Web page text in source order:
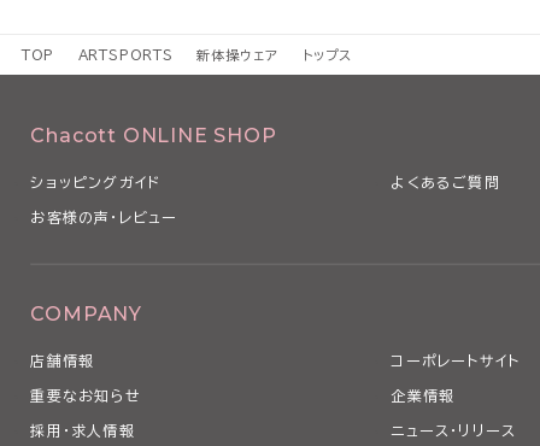
TOP ARTSPORTS 新体操ウェア トップス
Chacott ONLINE SHOP
ショッピングガイド よくあるご質問
お客様の声・レビュー
COMPANY
店舗情報 コーポレートサイト
重要なお知らせ 企業情報
採用・求人情報 ニュース・リリース